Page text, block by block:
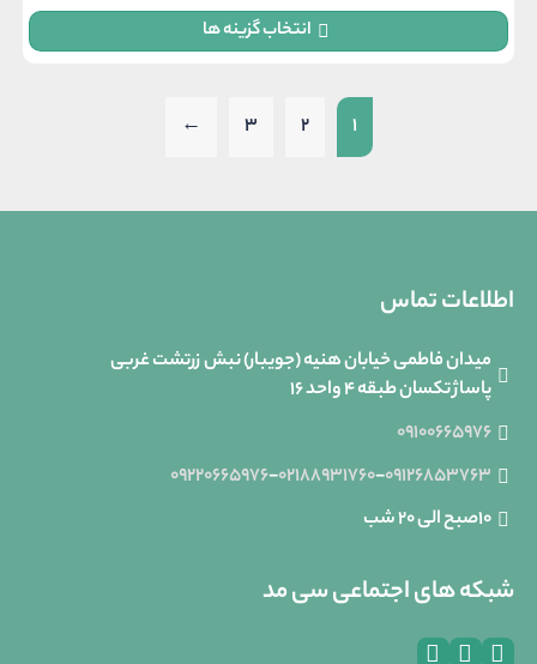
1,700,000 تومان
through
انتخاب گزینه ها
1
2
3
←
اطلاعات تماس
میدان فاطمی خیابان هنیه (جویبار) نبش زرتشت غربی
پاساژ تکسان طبقه ۴ واحد 16
09100665976
09126853763
-
02188931760
-
09220665976
10صبح الی 20 شب
شبکه های اجتماعی سی مد